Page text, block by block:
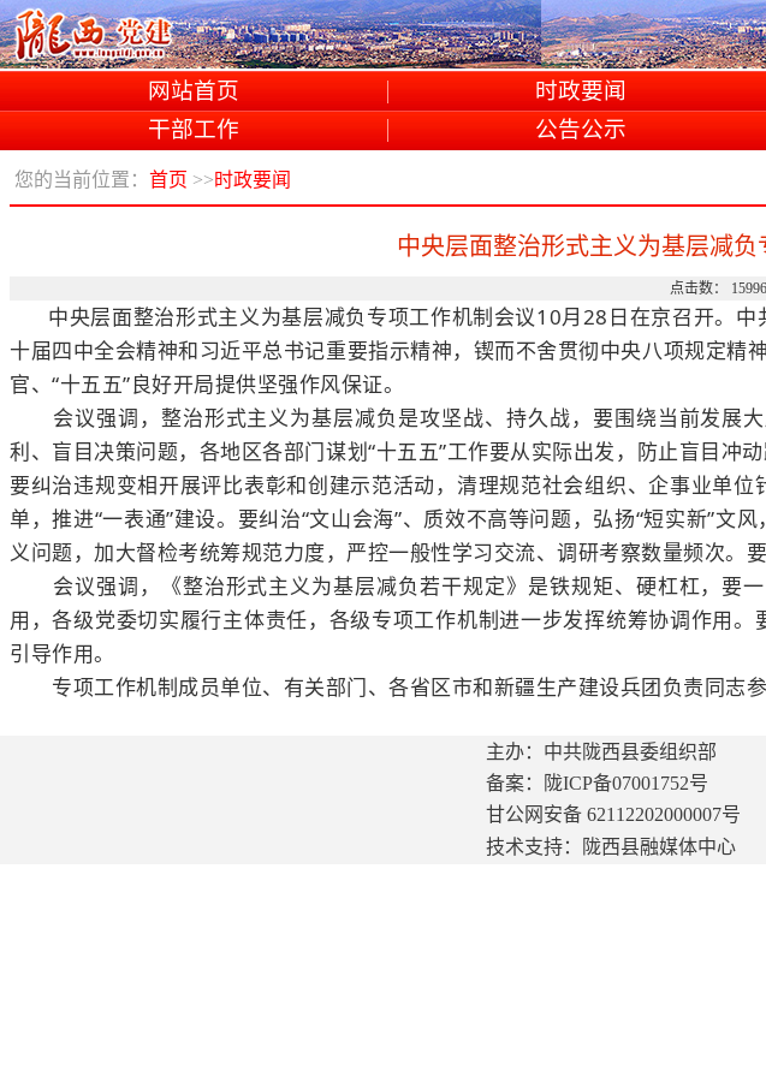
网站首页 时政要闻
干部工作
公告公示
您的当前位置： 首页 >>时政要闻
中央层面整治形式主义为基层减
点击数：
中央层面整治形式主义为基层减负专项工作机制会议10月28日在京召开。
十届四中全会精神和习近平总书记重要指示精神，锲而不舍贯彻中央八项规定
官、“十五五”良好开局提供坚强作风保证。
会议强调，整治形式主义为基层减负是攻坚战、持久战，要围绕当前发展
利、盲目决策问题，各地区各部门谋划“十五五”工作要从实际出发，防止盲目冲
要纠治违规变相开展评比表彰和创建示范活动，清理规范社会组织、企事业单
单，推进“一表通”建设。要纠治“文山会海”、质效不高等问题，弘扬“短实新”
义问题，加大督检考统筹规范力度，严控一般性学习交流、调研考察数量频次。
会议强调，《整治形式主义为基层减负若干规定》是铁规矩、硬杠杠，要
用，各级党委切实履行主体责任，各级专项工作机制进一步发挥统筹协调作用
引导作用。
专项工作机制成员单位、有关部门、各省区市和新疆生产建设兵团负责同志参
主办：中共陇西县委组织部
备案：陇ICP备07001752号
甘公网安备 62112202000007号
技术支持：陇西县融媒体中心